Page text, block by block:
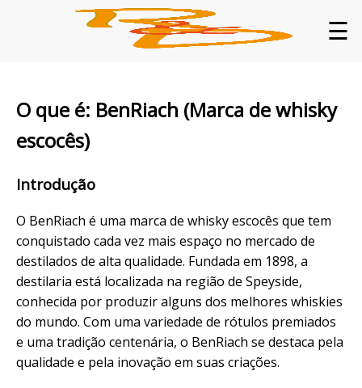
☰
O que é: BenRiach (Marca de whisky
escocês)
Introdução
O BenRiach é uma marca de whisky escocês que tem
conquistado cada vez mais espaço no mercado de
destilados de alta qualidade. Fundada em 1898, a
destilaria está localizada na região de Speyside,
conhecida por produzir alguns dos melhores whiskies
do mundo. Com uma variedade de rótulos premiados
e uma tradição centenária, o BenRiach se destaca pela
qualidade e pela inovação em suas criações.